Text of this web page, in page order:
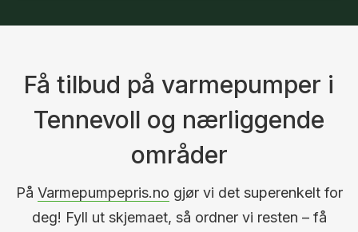
Få tilbud på varmepumper i
Tennevoll og nærliggende
områder
På Varmepumpepris.no gjør vi det superenkelt for
deg! Fyll ut skjemaet, så ordner vi resten – få